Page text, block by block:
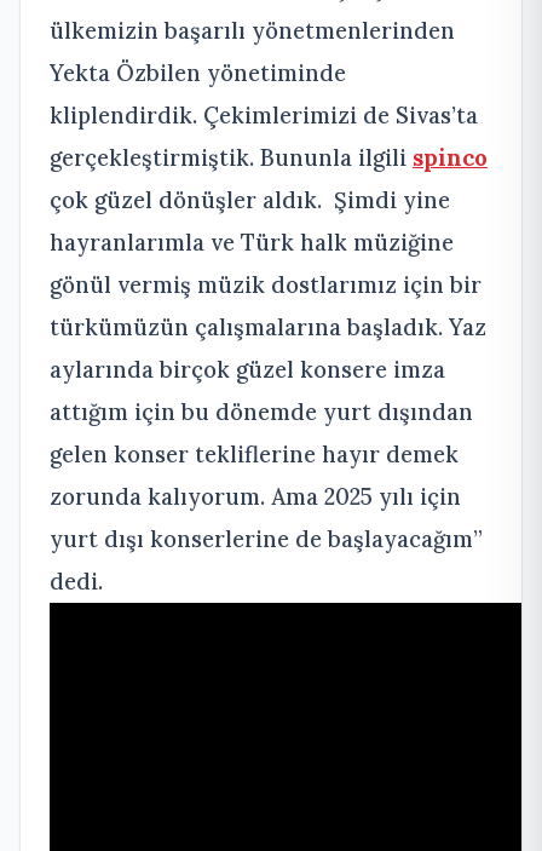
ülkemizin başarılı yönetmenlerinden
Yekta Özbilen yönetiminde
kliplendirdik. Çekimlerimizi de Sivas’ta
gerçekleştirmiştik. Bununla ilgili spinco
çok güzel dönüşler aldık. Şimdi yine
hayranlarımla ve Türk halk müziğine
gönül vermiş müzik dostlarımız için bir
türkümüzün çalışmalarına başladık. Yaz
aylarında birçok güzel konsere imza
attığım için bu dönemde yurt dışından
gelen konser tekliflerine hayır demek
zorunda kalıyorum. Ama 2025 yılı için
yurt dışı konserlerine de başlayacağım”
dedi.